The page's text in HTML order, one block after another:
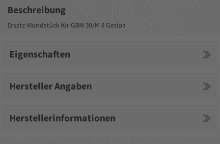
Beschreibung
Ersatz-Mundstück für GBM 30/M 8 Gesipa
Eigenschaften
Hersteller Angaben
Herstellerinformationen